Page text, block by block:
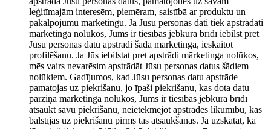
leģitīmajām interesēm, piemēram, saistībā ar produktu un
pakalpojumu mārketingu. Ja Jūsu personas dati tiek apstrādāti
mārketinga nolūkos, Jums ir tiesības jebkurā brīdī iebilst pret
Jūsu personas datu apstrādi šādā mārketingā, ieskaitot
profilēšanu. Ja Jūs iebilstat pret apstrādi mārketinga nolūkos,
mēs vairs nevarēsim apstrādāt Jūsu personas datus šādiem
nolūkiem. Gadījumos, kad Jūsu personas datu apstrāde
pamatojas uz piekrišanu, jo īpaši piekrišanu, kas dota datu
pārziņa mārketinga nolūkos, Jums ir tiesības jebkurā brīdī
atsaukt savu piekrišanu, neietekmējot apstrādes likumību, kas
balstījās uz piekrišanu pirms tās atsaukšanas. Ja uzskatāt, ka